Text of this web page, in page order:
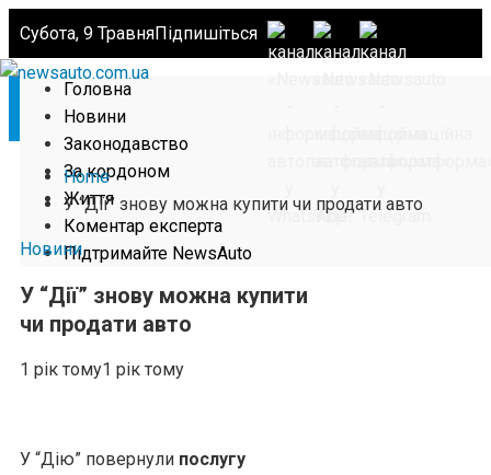
Субота, 9 ТравняПідпишіться
Головна
Новини
Законодавство
За кордоном
Життя
Коментар експерта
Підтримайте NewsAuto
Home
У “Дії” знову можна купити чи продати авто
Новини
У “Дії” знову можна купити
чи продати авто
1 рік тому1 рік тому
У “Дію” повернули послугу